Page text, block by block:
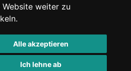
Website weiter zu
Alle akzeptieren
Ich lehne ab